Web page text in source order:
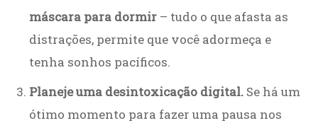
máscara para dormir – tudo o que afasta as
distrações, permite que você adormeça e
tenha sonhos pacíficos.
Planeje uma desintoxicação digital. Se há um
ótimo momento para fazer uma pausa nos